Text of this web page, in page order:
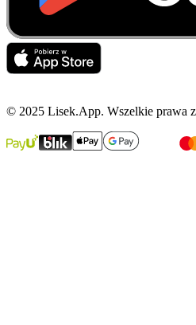
© 2025 Lisek.App. Wszelkie prawa